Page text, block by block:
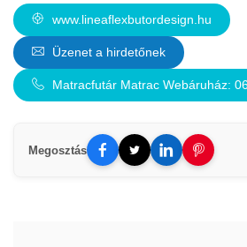
www.lineaflexbutordesign.hu
Üzenet a hirdetőnek
Matracfutár Matrac Webáruház:
Megosztás